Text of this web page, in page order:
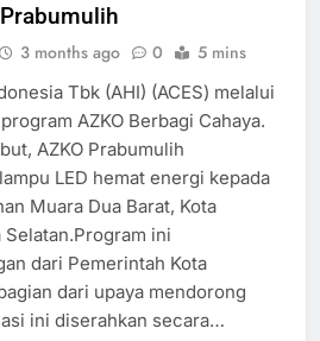
3 months ago 0 5 mins
Tbk (AHI) (ACES) melalui
AZKO Berbagi Cahaya.
AZKO Prabumulih
LED hemat energi kepada
Muara Dua Barat, Kota
ini
dari Pemerintah Kota
dari upaya mendorong
ini diserahkan secara…